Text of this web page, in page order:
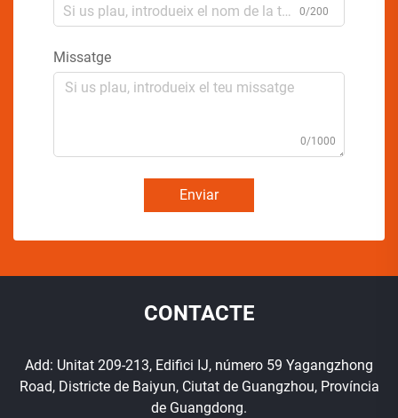
0/200
Missatge
0/1000
Enviar
CONTACTE
Add: Unitat 209-213, Edifici IJ, número 59 Yagangzhong
Road, Districte de Baiyun, Ciutat de Guangzhou, Província
de Guangdong.